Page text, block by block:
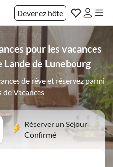
Devenez hôte
pour les vacances
de Lunebourg
de rêve et réservez parmi
de Vacances
Réserver un Séjour
Confirmé